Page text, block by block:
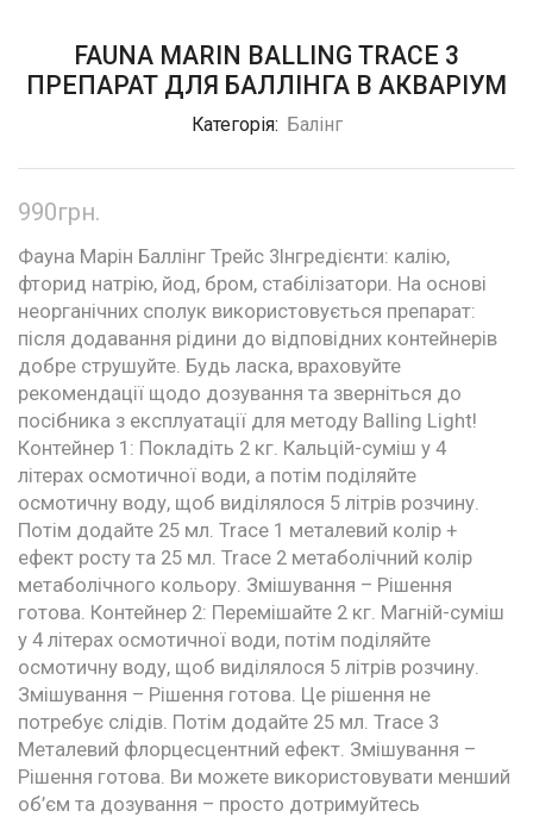
FAUNA MARIN BALLING TRACE 3
ПРЕПАРАТ ДЛЯ БАЛЛІНГА В АКВАРІУМ
Категорія: Балінг
990грн.
Фауна Марін Баллінг Трейс 3Інгредієнти: калію,
фторид натрію, йод, бром, стабілізатори. На основі
неорганічних сполук використовується препарат:
після додавання рідини до відповідних контейнерів
добре струшуйте. Будь ласка, враховуйте
рекомендації щодо дозування та зверніться до
посібника з експлуатації для методу Balling Light!
Контейнер 1: Покладіть 2 кг. Кальцій-суміш у 4
літерах осмотичної води, а потім поділяйте
осмотичну воду, щоб виділялося 5 літрів розчину.
Потім додайте 25 мл. Trace 1 металевий колір +
ефект росту та 25 мл. Trace 2 метаболічний колір
метаболічного кольору. Змішування – Рішення
готова. Контейнер 2: Перемішайте 2 кг. Магній-суміш
у 4 літерах осмотичної води, потім поділяйте
осмотичну воду, щоб виділялося 5 літрів розчину.
Змішування – Рішення готова. Це рішення не
потребує слідів. Потім додайте 25 мл. Trace 3
Металевий флорцесцентний ефект. Змішування –
Рішення готова. Ви можете використовувати менший
об’єм та дозування – просто дотримуйтесь